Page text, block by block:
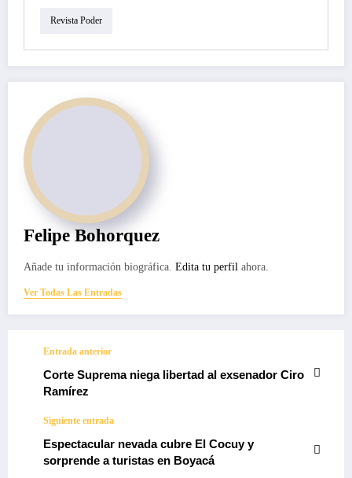
Revista Poder
Felipe Bohorquez
Añade tu información biográfica. Edita tu perfil ahora.
Ver Todas Las Entradas
Entrada anterior
Corte Suprema niega libertad al exsenador Ciro
Ramírez
Siguiente entrada
Espectacular nevada cubre El Cocuy y
sorprende a turistas en Boyacá